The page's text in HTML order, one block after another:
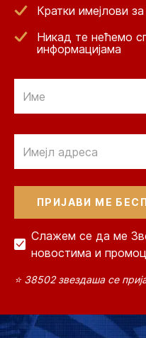
Кратки имејлови
Никад те нећемо
информацијама
Слажем се да ме
новостима и
⭐ 38502 звездаша се